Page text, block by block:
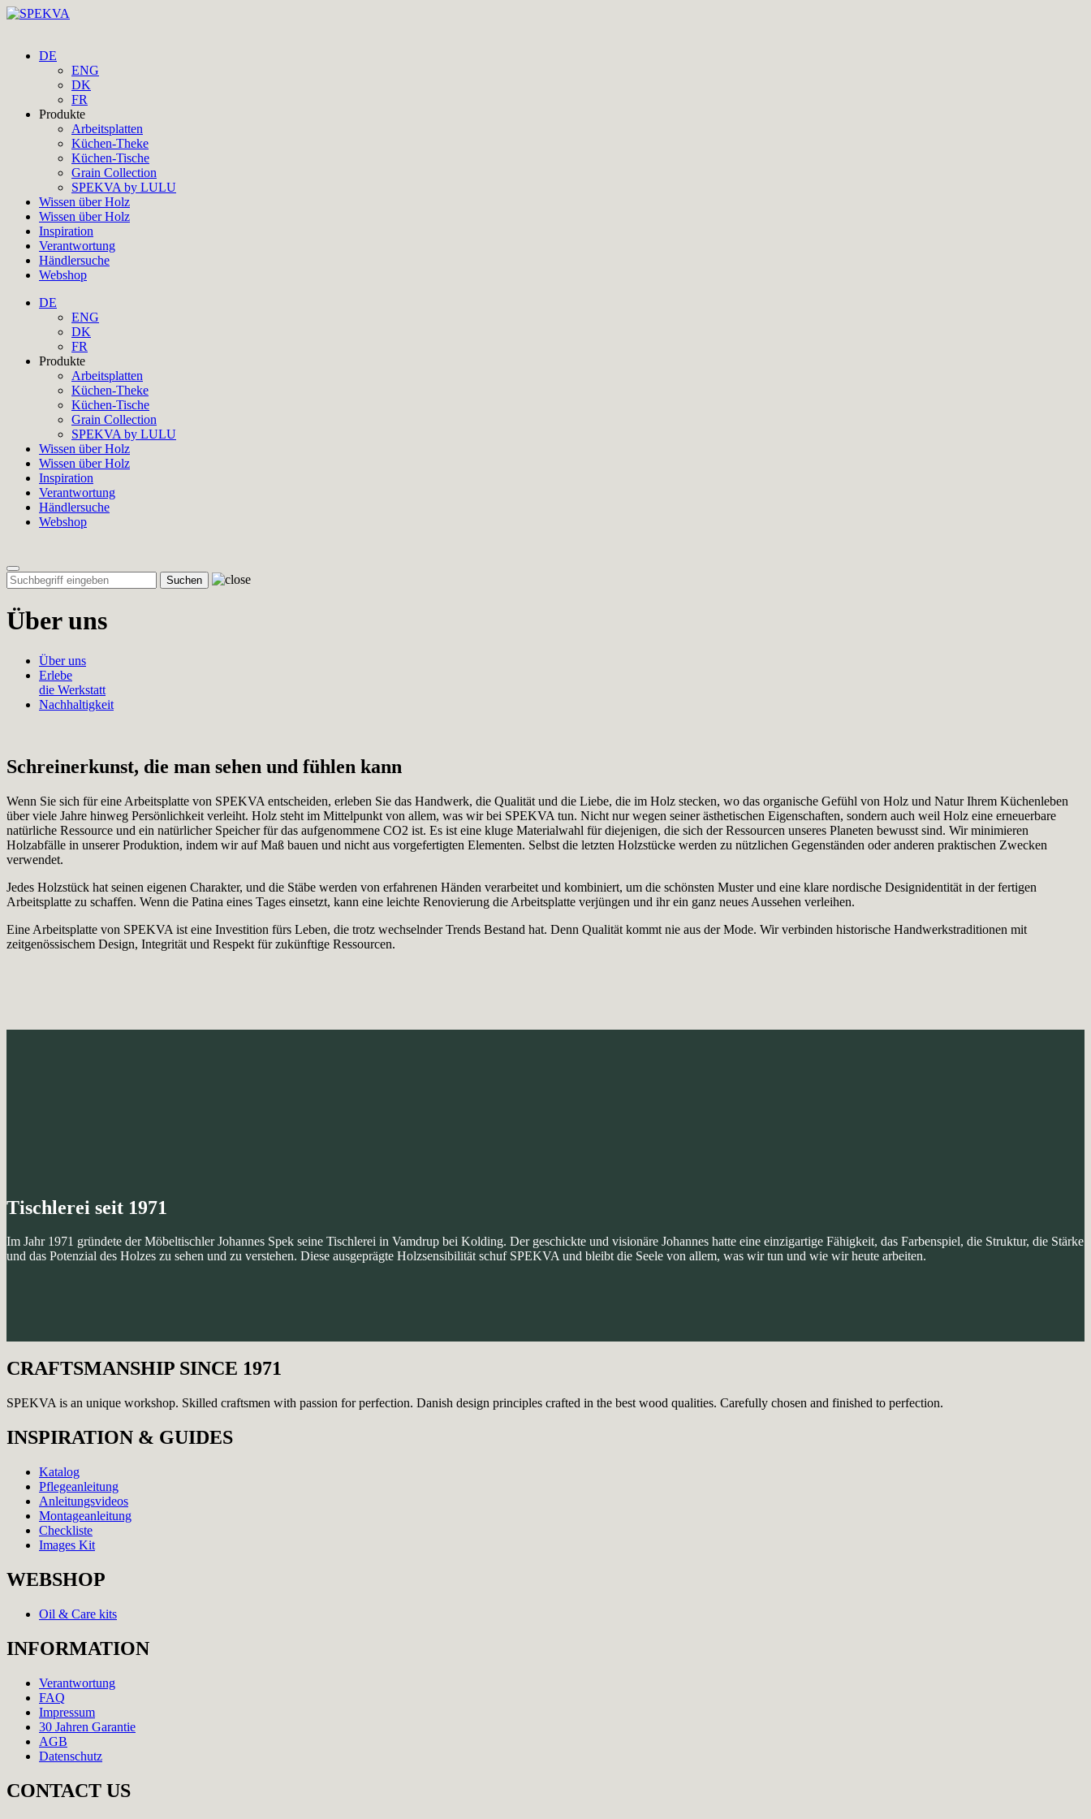
DE
ENG
DK
FR
Produkte
Arbeitsplatten
Küchen-Theke
Küchen-Tische
Grain Collection
SPEKVA by LULU
Wissen über Holz
Wissen über Holz
Inspiration
Verantwortung
Händlersuche
Webshop
DE
ENG
DK
FR
Produkte
Arbeitsplatten
Küchen-Theke
Küchen-Tische
Grain Collection
SPEKVA by LULU
Wissen über Holz
Wissen über Holz
Inspiration
Verantwortung
Händlersuche
Webshop
Toggle
navigation
Über uns
Über uns
Erlebe
die Werkstatt
Nachhaltigkeit
Schreinerkunst, die man sehen und fühlen kann
Wenn Sie sich für eine Arbeitsplatte von SPEKVA entscheiden, erleben Sie das Handwerk, die Qualität und die Liebe, die im Holz stecken, wo das organische Gefühl von Holz und Natur Ihrem Küchenleben
über viele Jahre hinweg Persönlichkeit verleiht. Holz steht im Mittelpunkt von allem, was wir bei SPEKVA tun. Nicht nur wegen seiner ästhetischen Eigenschaften, sondern auch weil Holz eine erneuerbare
natürliche Ressource und ein natürlicher Speicher für das aufgenommene CO2 ist. Es ist eine kluge Materialwahl für diejenigen, die sich der Ressourcen unseres Planeten bewusst sind. Wir minimieren
Holzabfälle in unserer Produktion, indem wir auf Maß bauen und nicht aus vorgefertigten Elementen. Selbst die letzten Holzstücke werden zu nützlichen Gegenständen oder anderen praktischen Zwecken
verwendet.
Jedes Holzstück hat seinen eigenen Charakter, und die Stäbe werden von erfahrenen Händen verarbeitet und kombiniert, um die schönsten Muster und eine klare nordische Designidentität in der fertigen
Arbeitsplatte zu schaffen. Wenn die Patina eines Tages einsetzt, kann eine leichte Renovierung die Arbeitsplatte verjüngen und ihr ein ganz neues Aussehen verleihen.
Eine Arbeitsplatte von SPEKVA ist eine Investition fürs Leben, die trotz wechselnder Trends Bestand hat. Denn Qualität kommt nie aus der Mode. Wir verbinden historische Handwerkstraditionen mit
zeitgenössischem Design, Integrität und Respekt für zukünftige Ressourcen.
Tischlerei seit 1971
Im Jahr 1971 gründete der Möbeltischler Johannes Spek seine Tischlerei in Vamdrup bei Kolding. Der geschickte und visionäre Johannes hatte eine einzigartige Fähigkeit, das Farbenspiel, die Struktur, die Stärke
und das Potenzial des Holzes zu sehen und zu verstehen. Diese ausgeprägte Holzsensibilität schuf SPEKVA und bleibt die Seele von allem, was wir tun und wie wir heute arbeiten.
CRAFTSMANSHIP SINCE 1971
SPEKVA is an unique workshop. Skilled craftsmen with passion for perfection. Danish design principles crafted in the best wood qualities. Carefully chosen and finished to perfection.
INSPIRATION & GUIDES
Katalog
Pflegeanleitung
Anleitungsvideos
Montageanleitung
Checkliste
Images Kit
WEBSHOP
Oil & Care kits
INFORMATION
Verantwortung
FAQ
Impressum
30 Jahren Garantie
AGB
Datenschutz
CONTACT US